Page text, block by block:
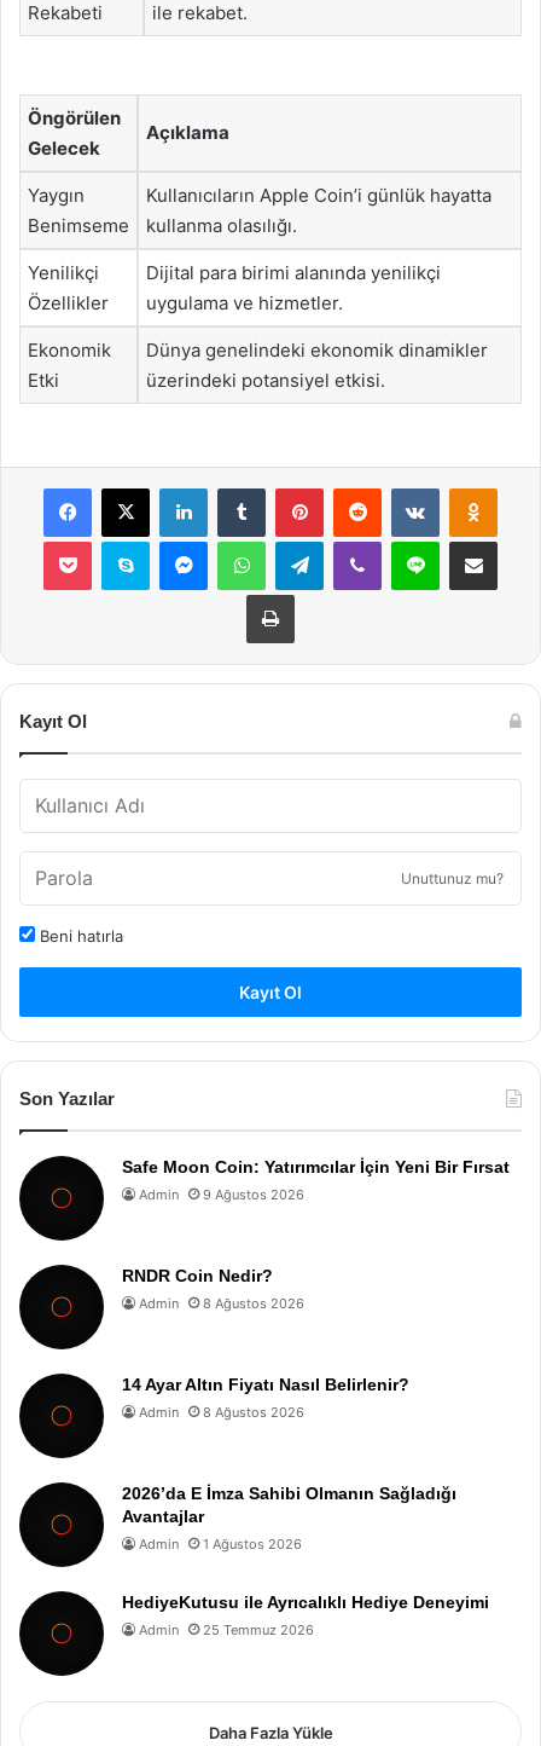
Rekabeti
ile rekabet.
Öngörülen
Gelecek
Açıklama
Yaygın
Benimseme
Kullanıcıların Apple Coin’i günlük hayatta
kullanma olasılığı.
Yenilikçi
Özellikler
Dijital para birimi alanında yenilikçi
uygulama ve hizmetler.
Ekonomik
Etki
Dünya genelindeki ekonomik dinamikler
üzerindeki potansiyel etkisi.
Facebook
X LinkedInTumblr PinterestReddit VKontakte
Pocket Skype MessengerWhatsAppTelegramViber Line E-Posta ile
Yazdır
Kayıt Ol
Unuttunuz mu?
Beni hatırla
Kayıt Ol
Son Yazılar
Safe Moon Coin: Yatırımcılar İçin Yeni Bir Fırsat
Admin 9 Ağustos 2026
RNDR Coin Nedir?
Admin 8 Ağustos 2026
14 Ayar Altın Fiyatı Nasıl Belirlenir?
Admin 8 Ağustos 2026
2026’da E İmza Sahibi Olmanın Sağladığı
Avantajlar
Admin 1 Ağustos 2026
HediyeKutusu ile Ayrıcalıklı Hediye Deneyimi
Admin 25 Temmuz 2026
Daha Fazla Yükle